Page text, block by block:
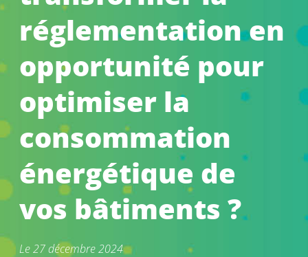
réglementation en
opportunité pour
optimiser la
consommation
énergétique de
vos bâtiments ?
Le27 décembre 2024